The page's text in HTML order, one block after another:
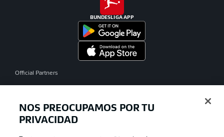
BUNDESLIGA APP
Official Partners
NOS PREOCUPAMOS POR TU
PRIVACIDAD